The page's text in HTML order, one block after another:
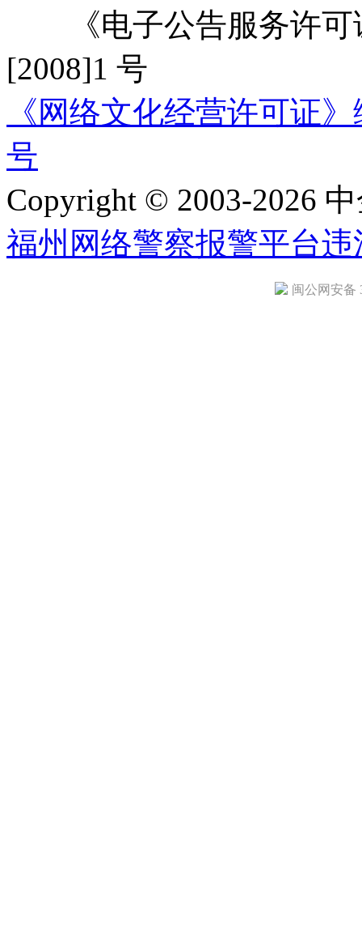
《电子公告服务许可
[2008]1 号
《网络文化经营许可证
号
Copyright © 2003-2026
福州网络警察报警平台违
闽公网安备